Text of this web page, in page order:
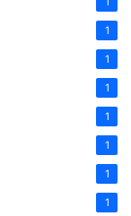
1
1
1
1
1
1
1